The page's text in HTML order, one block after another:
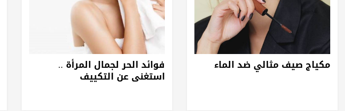
مكياج صيف مثالي ضد الماء فوائد الحر لجمال المرأة ..
استغنى عن التكييف